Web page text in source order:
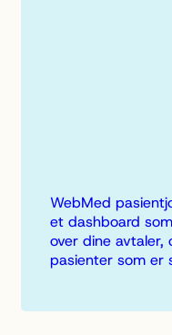
WebMed
et dashboard
over dine avtaler,
pasienter som er